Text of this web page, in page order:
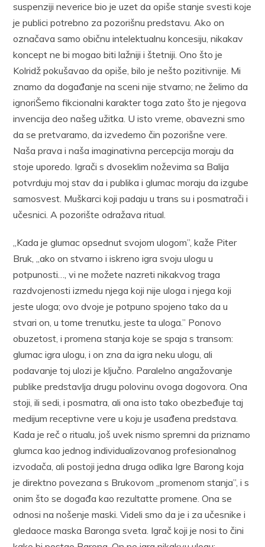
suspenziji neverice bio je uzet da opiše stanje svesti koje
je publici potrebno za pozorišnu predstavu. Ako on
označava samo običnu intelektualnu koncesiju, nikakav
koncept ne bi mogao biti lažniji i štetniji. Ono što je
Kolridž pokušavao da opiše, bilo je nešto pozitivnije. Mi
znamo da događanje na sceni nije stvarno; ne želimo da
ignoriŠemo fikcionalni karakter toga zato što je njegova
invencija deo našeg užitka. U isto vreme, obavezni smo
da se pretvaramo, da izvedemo čin pozorišne vere.
Naša prava i naša imaginativna percepcija moraju da
stoje uporedo. Igrači s dvoseklim noževima sa Balija
potvrduju moj stav da i publika i glumac moraju da izgube
samosvest. Muškarci koji padaju u trans su i posmatrači i
učesnici. A pozorište odražava ritual.
„Kada je glumac opsednut svojom ulogom”, kaže Piter
Bruk, ,,ako on stvarno i iskreno igra svoju ulogu u
potpunosti…, vi ne možete nazreti nikakvog traga
razdvojenosti izmedu njega koji nije uloga i njega koji
jeste uloga; ovo dvoje je potpuno spojeno tako da u
stvari on, u tome trenutku, jeste ta uloga.” Ponovo
obuzetost, i promena stanja koje se spaja s transom:
glumac igra ulogu, i on zna da igra neku ulogu, ali
podavanje toj ulozi je ključno. Paralelno angažovanje
publike predstavlja drugu polovinu ovoga dogovora. Ona
stoji, ili sedi, i posmatra, ali ona isto tako obezbeđuje taj
medijum receptivne vere u koju je usađena predstava.
Kada je reč o ritualu, još uvek nismo spremni da priznamo
glumca kao jednog individualizovanog profesionalnog
izvodača, ali postoji jedna druga odlika Igre Barong koja
je direktno povezana s Brukovom „promenom stanja”, i s
onim što se događa kao rezultatte promene. Ona se
odnosi na nošenje maski. Videli smo da je i za učesnike i
gledaoce maska Baronga sveta. Igrač koji je nosi to čini